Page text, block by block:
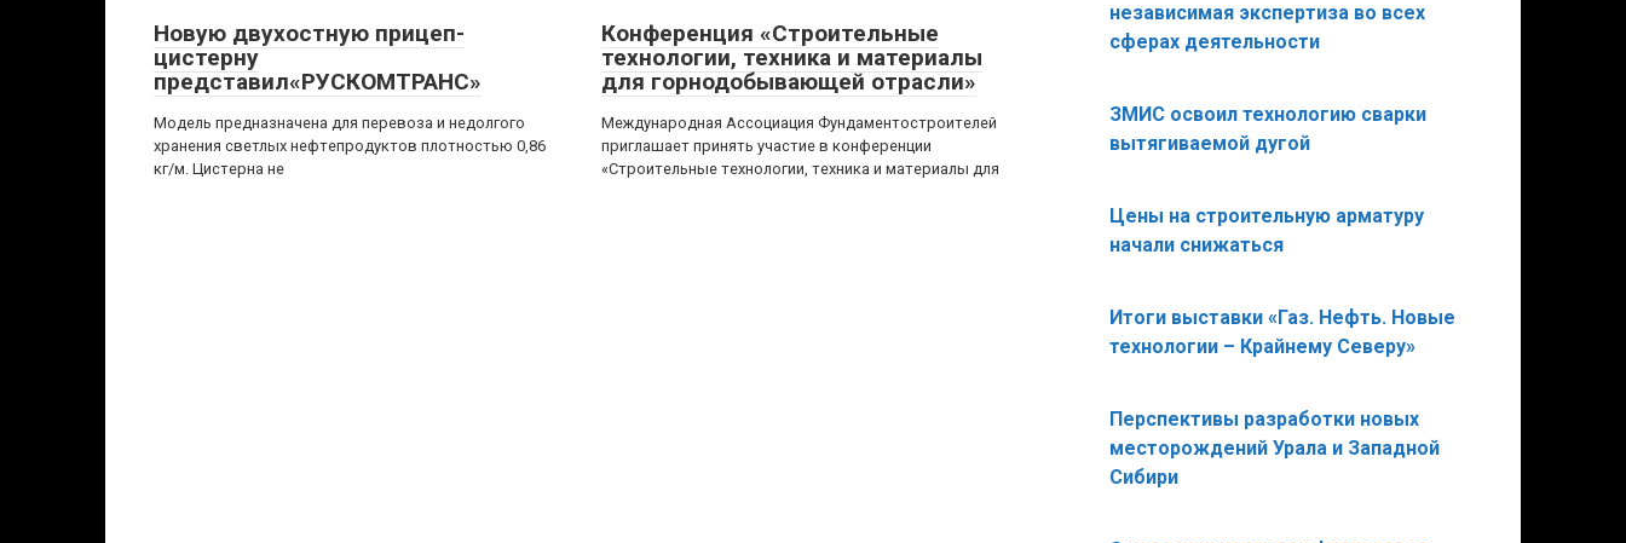
Новую двухостную прицеп-
цистерну
представил«РУСКОМТРАНС»
Модель предназначена для перевоза и недолгого
хранения светлых нефтепродуктов плотностью 0,86
кг/м. Цистерна не
Конференция «Строительные
технологии, техника и материалы
для горнодобывающей отрасли»
Международная Ассоциация Фундаментостроителей
приглашает принять участие в конференции
«Строительные технологии, техника и материалы для
независимая экспертиза во всех
сферах деятельности
ЗМИС освоил технологию сварки
вытягиваемой дугой
Цены на строительную арматуру
начали снижаться
Итоги выставки «Газ. Нефть. Новые
технологии – Крайнему Северу»
Перспективы разработки новых
месторождений Урала и Западной
Сибири